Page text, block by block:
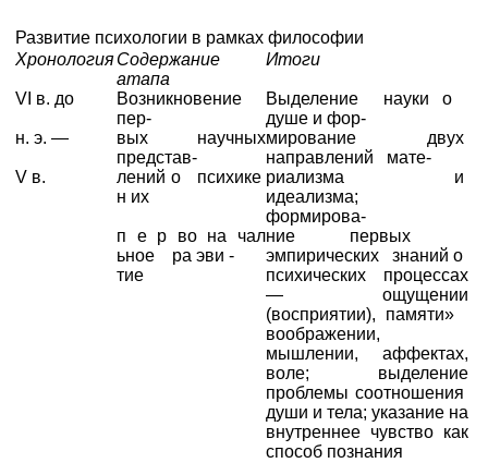
Развитие психологии в рамках философии
ХронологияСодержание
атапа
Итоги
VI в. до
Возникновение
пер-
Выделение науки о
душе и фор-
н. э. —
вых научных
представ-
мирование двух
направлений мате-
V в.
лений о психике
н их
риализма и
идеализма;
формирова-
п е р во на чал
ьное ра эви -
ние первых
эмпирических знаний о
тие
психических процессах
— ощущении
(восприятии), памяти»
воображении,
мышлении, аффектах,
воле; выделение
проблемы соотношения
души и тела; указание на
внутреннее чувство как
способ познания